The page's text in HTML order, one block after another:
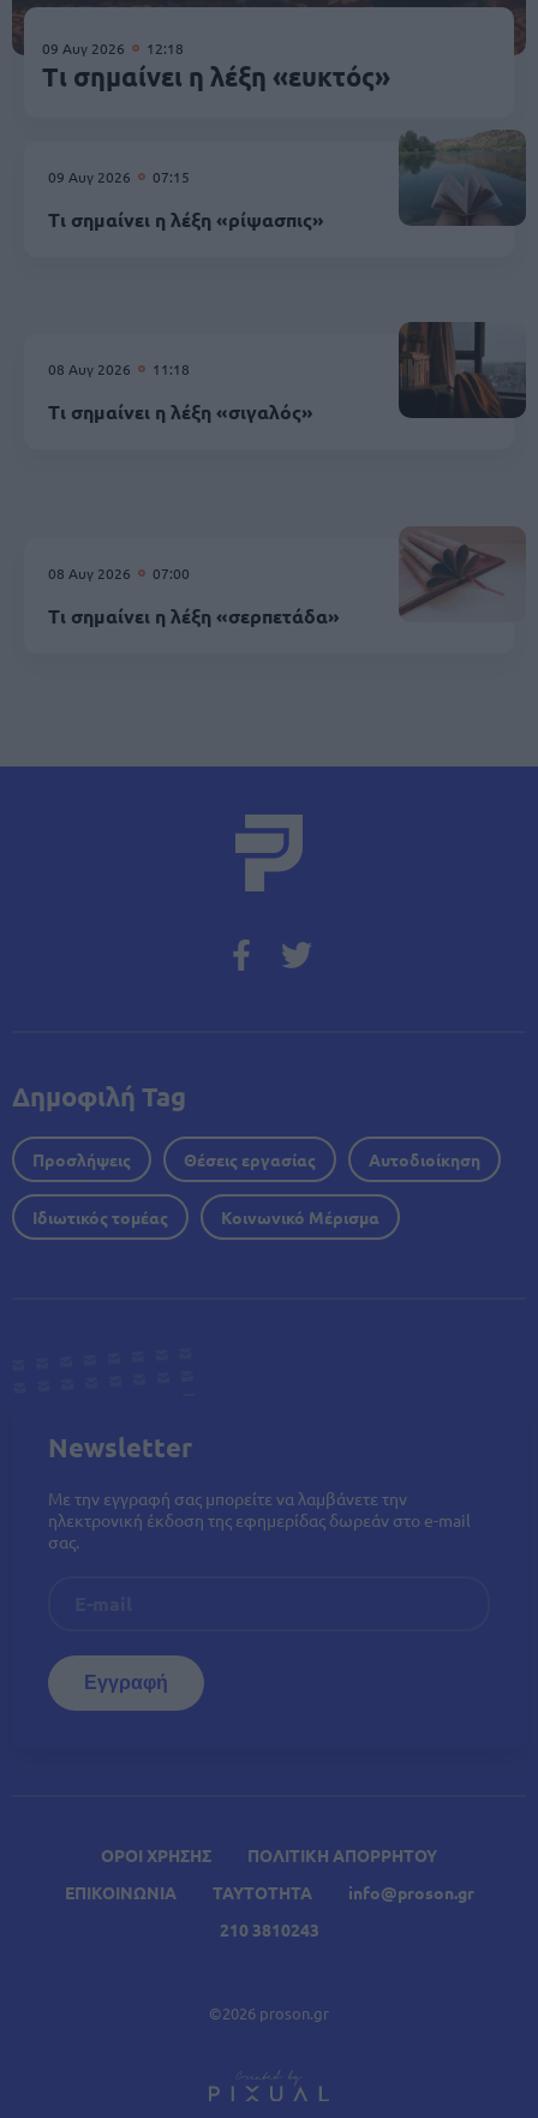
A Σχετικά Άρθρα
09 Αυγ 2026 12:18
Τι σημαίνει η λέξη «ευκτός»
09 Αυγ 2026 07:15
Τι σημαίνει η λέξη «ρίψασπις»
08 Αυγ 2026 11:18
Τι σημαίνει η λέξη «σιγαλός»
08 Αυγ 2026 07:00
Τι σημαίνει η λέξη «σερπετάδα»
ΟΡΟΙ ΧΡΗΣΗΣ
ΠΟΛΙΤΙΚΗ ΑΠΟΡΡΗΤΟΥ
ΕΠΙΚΟΙΝΩΝΙΑ
ΤΑΥΤΟΤΗΤΑ
info@proson.gr
210 3810243
©2026 proson.gr
Δημοφιλή Tag
Προσλήψεις Θέσεις εργασίας Αυτοδιοίκηση
Ιδιωτικός τομέας Κοινωνικό Μέρισμα
Newsletter
Με την εγγραφή σας μπορείτε να λαμβάνετε την
ηλεκτρονική έκδοση της εφημερίδας δωρεάν στο e-mail
σας.